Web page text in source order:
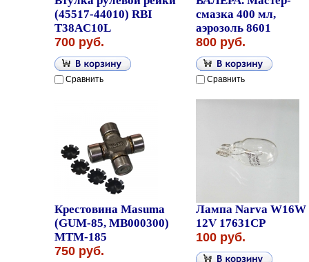
(45517-44010) RBI
T38AC10L
700 руб.
Сравнить
смазка 400 мл,
аэрозоль 8601
800 руб.
Сравнить
Крестовина Masuma
(GUM-85, MB000300)
MTM-185
750 руб.
Лампа Narva W16W
12V 17631CP
100 руб.